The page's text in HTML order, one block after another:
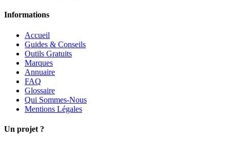
Informations
Accueil
Guides & Conseils
Outils Gratuits
Marques
Annuaire
FAQ
Glossaire
Qui Sommes-Nous
Mentions Légales
Un projet ?